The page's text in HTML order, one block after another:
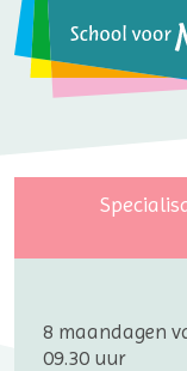
8 maandagen
09.30 uur